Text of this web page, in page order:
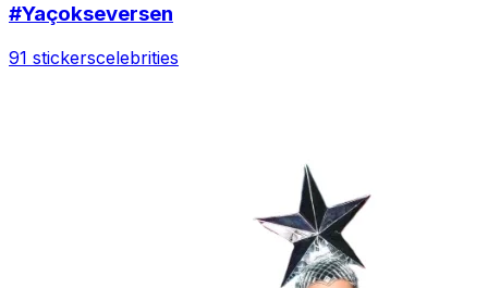
#Yaçokseversen
91 stickerscelebrities